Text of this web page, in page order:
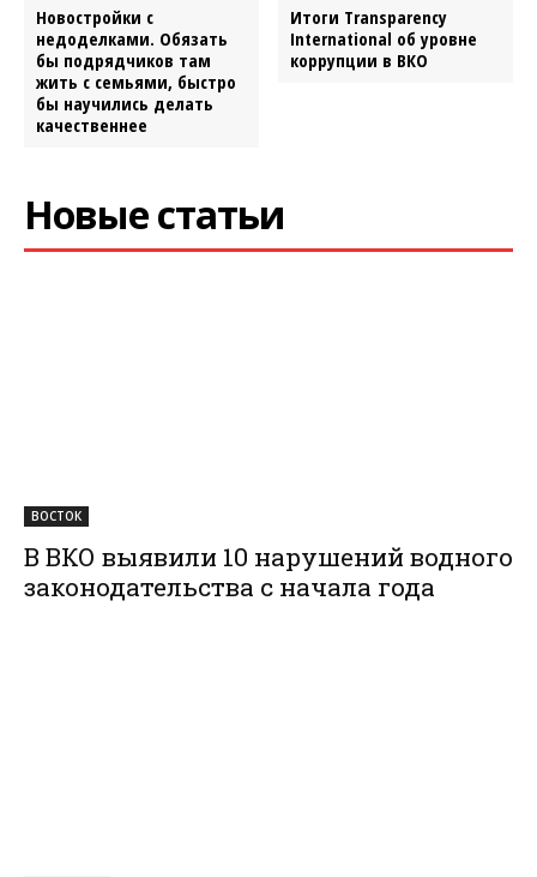
Новостройки с
недоделками. Обязать
бы подрядчиков там
жить с семьями, быстро
бы научились делать
качественнее
Итоги Transparency
International об уровне
коррупции в ВКО
Новые статьи
ВОСТОК
В ВКО выявили 10 нарушений водного
законодательства с начала года